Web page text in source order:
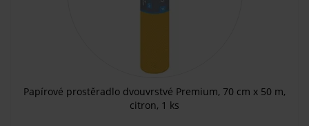
Papírové prostěradlo dvouvrstvé Premium, 70 cm x 50 m,
citron, 1 ks